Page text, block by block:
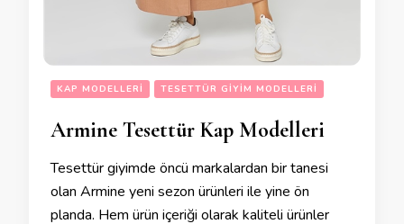
KAP MODELLERI TESETTÜR GIYIM MODELLERI
Armine Tesettür Kap Modelleri
Tesettür giyimde öncü markalardan bir tanesi
olan Armine yeni sezon ürünleri ile yine ön
planda. Hem ürün içeriği olarak kaliteli ürünler